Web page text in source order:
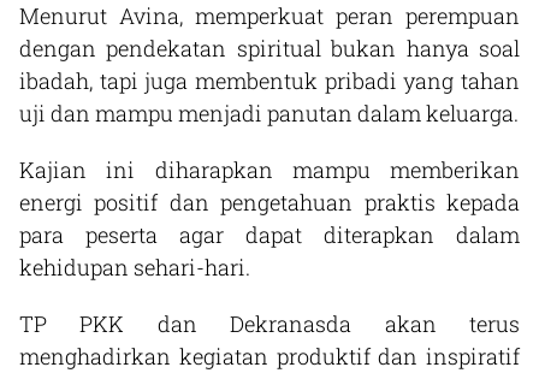
Menurut Avina, memperkuat peran perempuan
dengan pendekatan spiritual bukan hanya soal
ibadah, tapi juga membentuk pribadi yang tahan
uji dan mampu menjadi panutan dalam keluarga.
Kajian ini diharapkan mampu memberikan
energi positif dan pengetahuan praktis kepada
para peserta agar dapat diterapkan dalam
kehidupan sehari-hari.
TP PKK dan Dekranasda akan terus
menghadirkan kegiatan produktif dan inspiratif